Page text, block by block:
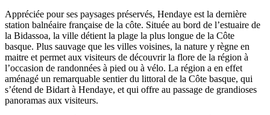
Appréciée pour ses paysages préservés, Hendaye est la dernière
station balnéaire française de la côte. Située au bord de l’estuaire de
la Bidassoa, la ville détient la plage la plus longue de la Côte
basque. Plus sauvage que les villes voisines, la nature y règne en
maitre et permet aux visiteurs de découvrir la flore de la région à
l’occasion de randonnées à pied ou à vélo. La région a en effet
aménagé un remarquable sentier du littoral de la Côte basque, qui
s’étend de Bidart à Hendaye, et qui offre au passage de grandioses
panoramas aux visiteurs.